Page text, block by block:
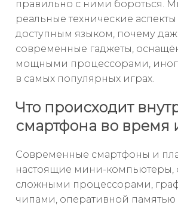
правильно с ними бороться.
реальные технические
доступным языком, почему
современные гаджеты,
мощными процессорами,
в самых популярных играх.
Что происходит
смартфона во время
Современные смартфоны и
настоящие мини-компьютеры,
сложными процессорами,
чипами, оперативной памятью